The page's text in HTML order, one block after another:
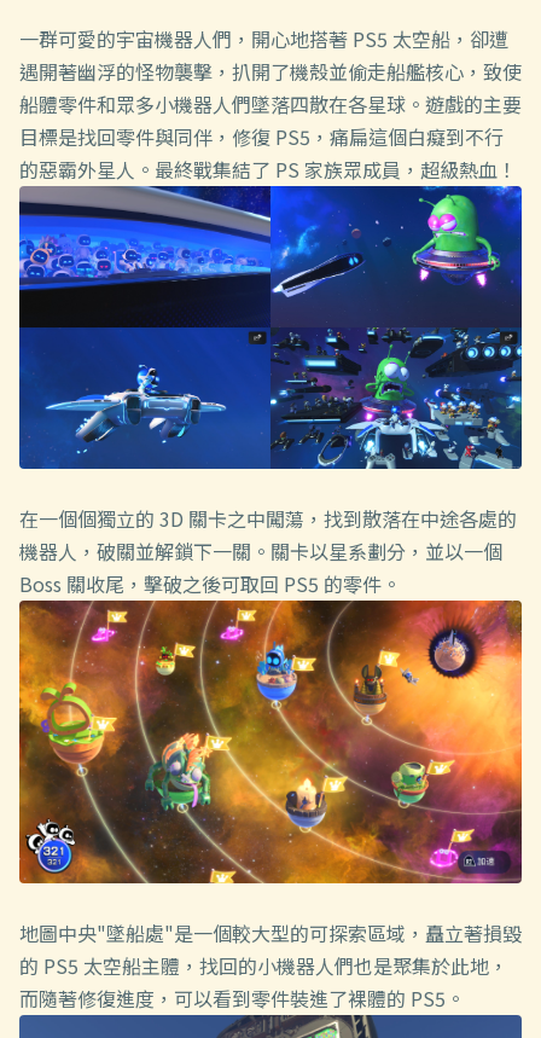
一群可愛的宇宙機器人們，開心地搭著 PS5 太空船，卻遭
遇開著幽浮的怪物襲擊，扒開了機殼並偷走船艦核心，致使
船體零件和眾多小機器人們墜落四散在各星球。遊戲的主要
目標是找回零件與同伴，修復 PS5，痛扁這個白癡到不行
的惡霸外星人。最終戰集結了 PS 家族眾成員，超級熱血！
在一個個獨立的 3D 關卡之中闖蕩，找到散落在中途各處的
機器人，破關並解鎖下一關。關卡以星系劃分，並以一個
Boss 關收尾，擊破之後可取回 PS5 的零件。
地圖中央"墜船處"是一個較大型的可探索區域，矗立著損毀
的 PS5 太空船主體，找回的小機器人們也是聚集於此地，
而隨著修復進度，可以看到零件裝進了裸體的 PS5。